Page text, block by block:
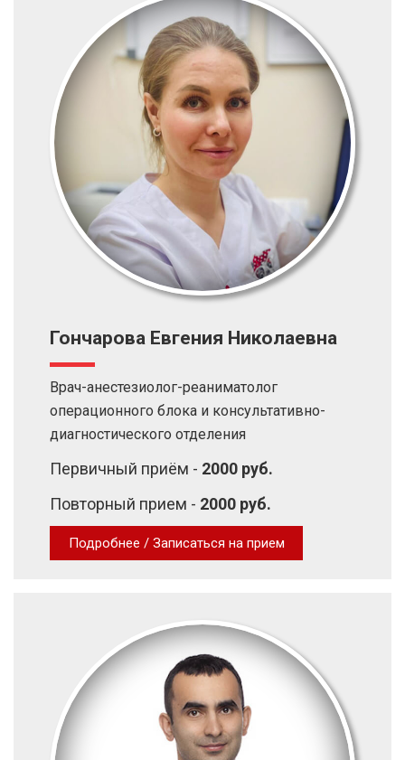
Гончарова Евгения Николаевна
Врач-анестезиолог-реаниматолог
операционного блока и консультативно-
диагностического отделения
Первичный приём - 2000 руб.
Повторный прием - 2000 руб.
Подробнее / Записаться на прием